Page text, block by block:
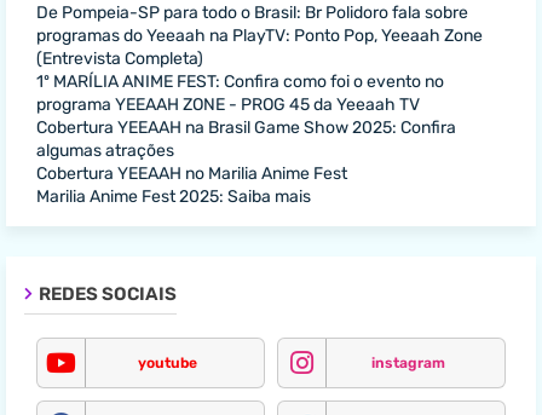
De Pompeia-SP para todo o Brasil: Br Polidoro fala sobre
programas do Yeeaah na PlayTV: Ponto Pop, Yeeaah Zone
(Entrevista Completa)
1º MARÍLIA ANIME FEST: Confira como foi o evento no
programa YEEAAH ZONE - PROG 45 da Yeeaah TV
Cobertura YEEAAH na Brasil Game Show 2025: Confira
algumas atrações
Cobertura YEEAAH no Marilia Anime Fest
Marilia Anime Fest 2025: Saiba mais
REDES SOCIAIS
youtube instagram